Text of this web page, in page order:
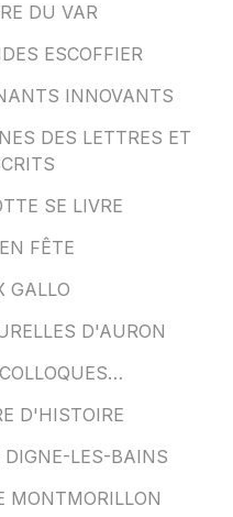
DU VAR
ESCOFFIER
INNOVANTS
DES LETTRES ET
SE LIVRE
FÊTE
GALLO
D'AURON
D'HISTOIRE
LES-BAINS
MONTMORILLON